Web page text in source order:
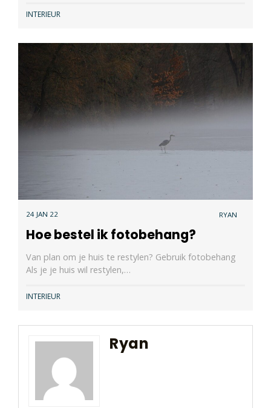
INTERIEUR
24 JAN 22 RYAN
Hoe bestel ik fotobehang?
Van plan om je huis te restylen? Gebruik fotobehang
Als je je huis wil restylen,…
INTERIEUR
Ryan